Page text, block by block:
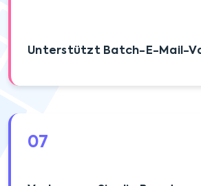
Unterstützt Batch-E-Mail-
07